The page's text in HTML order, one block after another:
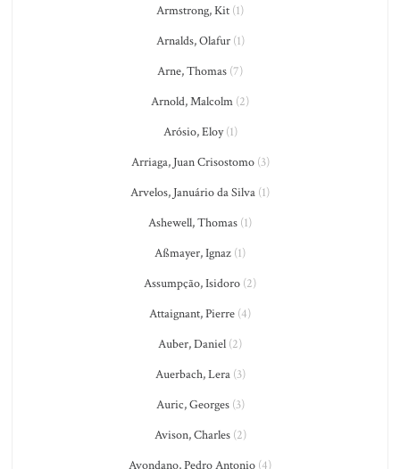
Armstrong, Kit (1)
Arnalds, Olafur(1)
Arne, Thomas (7)
Arnold, Malcolm (2)
Arósio, Eloy(1)
Arriaga, Juan Crisostomo(3)
Arvelos, Januário da Silva (1)
Ashewell, Thomas (1)
Aßmayer, Ignaz (1)
Assumpção, Isidoro (2)
Attaignant, Pierre (4)
Auber, Daniel (2)
Auerbach, Lera(3)
Auric, Georges(3)
Avison, Charles(2)
Avondano, Pedro Antonio (4)